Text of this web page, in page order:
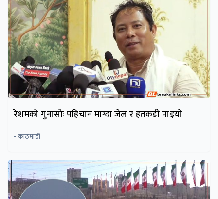
रेशमको गुनासोः पहिचान माग्दा जेल र हतकडी पाइयो
- काठमाडौं